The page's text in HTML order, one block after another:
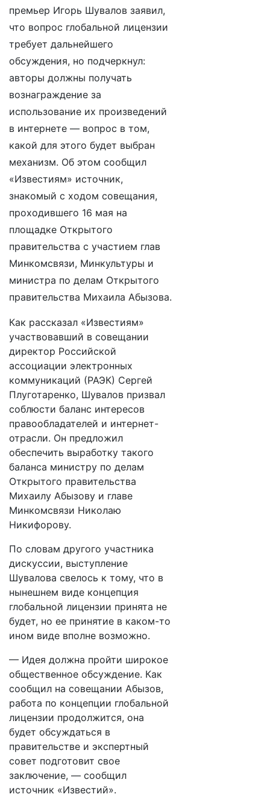
премьер Игорь Шувалов заявил,
что вопрос глобальной лицензии
требует дальнейшего
обсуждения, но подчеркнул:
авторы должны получать
вознаграждение за
использование их произведений
в интернете — вопрос в том,
какой для этого будет выбран
механизм. Об этом сообщил
«Известиям» источник,
знакомый с ходом совещания,
проходившего 16 мая на
площадке Открытого
правительства с участием глав
Минкомсвязи, Минкультуры и
министра по делам Открытого
правительства Михаила Абызова.
Как рассказал «Известиям»
участвовавший в совещании
директор Российской
ассоциации электронных
коммуникаций (РАЭК) Сергей
Плуготаренко, Шувалов призвал
соблюсти баланс интересов
правообладателей и интернет-
отрасли. Он предложил
обеспечить выработку такого
баланса министру по делам
Открытого правительства
Михаилу Абызову и главе
Минкомсвязи Николаю
Никифорову.
По словам другого участника
дискуссии, выступление
Шувалова свелось к тому, что в
нынешнем виде концепция
глобальной лицензии принята не
будет, но ее принятие в каком-то
ином виде вполне возможно.
— Идея должна пройти широкое
общественное обсуждение. Как
сообщил на совещании Абызов,
работа по концепции глобальной
лицензии продолжится, она
будет обсуждаться в
правительстве и экспертный
совет подготовит свое
заключение, — сообщил
источник «Известий».